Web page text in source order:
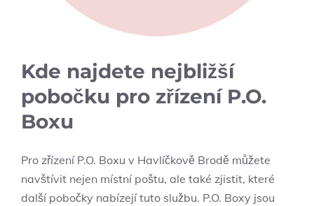
Kde najdete nejbližší
pobočku pro zřízení P.O.
Boxu
Pro zřízení P.O. Boxu v Havlíčkově Brodě můžete
navštívit nejen místní poštu, ale také zjistit, které
další pobočky nabízejí tuto službu. P.O. Boxy jsou